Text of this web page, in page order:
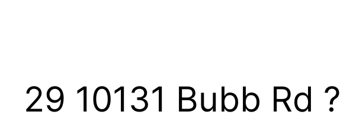
29 10131 Bubb Rd ?